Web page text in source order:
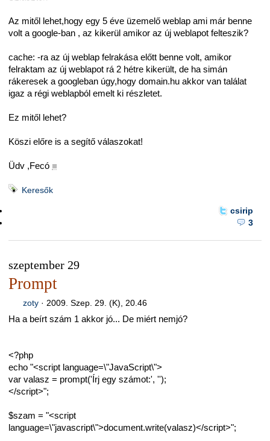
Az mitől lehet,hogy egy 5 éve üzemelő weblap ami már benne
volt a google-ban , az kikerül amikor az új weblapot felteszik?
cache: -ra az új weblap felrakása előtt benne volt, amikor
felraktam az új weblapot rá 2 hétre kikerült, de ha simán
rákeresek a googleban úgy,hogy domain.hu akkor van találat
igaz a régi weblapból emelt ki részletet.
Ez mitől lehet?
Köszi előre is a segítő válaszokat!
Üdv ,Fecó ■
Keresők
csirip
3
szeptember 29
Prompt
zoty· 2009. Szep. 29. (K), 20.46
Ha a beírt szám 1 akkor jó... De miért nemjó?
<?php
echo "<script language=\"JavaScript\">
var valasz = prompt('Írj egy számot:', '');
</script>";
$szam = "<script
language=\"javascript\">document.write(valasz)</script>";